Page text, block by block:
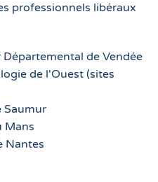
professionnels libéraux
de Vendée
de l'Ouest (sites
Saumur
Mans
Nantes